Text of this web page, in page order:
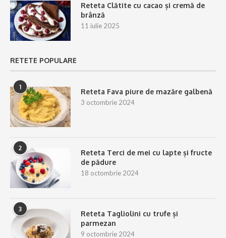
Reteta Clătite cu cacao și cremă de
brânză
11 iulie 2025
RETETE POPULARE
1
Reteta Fava piure de mazăre galbenă
3 octombrie 2024
2
Reteta Terci de mei cu lapte și fructe
de pădure
18 octombrie 2024
3
Reteta Tagliolini cu trufe și
parmezan
9 octombrie 2024